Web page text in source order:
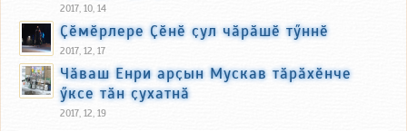
2017, 10, 14
Ҫӗмӗрлере Ҫӗнӗ ҫул чӑрӑшӗ тӳннӗ
2017, 12, 17
Чӑваш Енри арҫын Мускав тӑрӑхӗнче
ӳксе тӑн ҫухатнӑ
2017, 12, 19